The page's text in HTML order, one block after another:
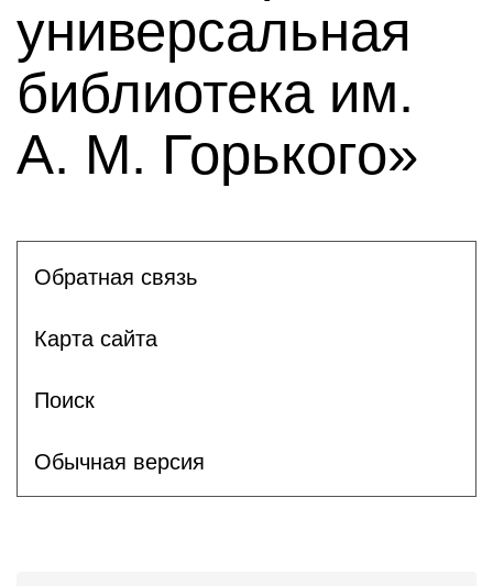
универсальная
библиотека им.
А. М. Горького»
Обратная связь
Карта сайта
Поиск
Обычная версия